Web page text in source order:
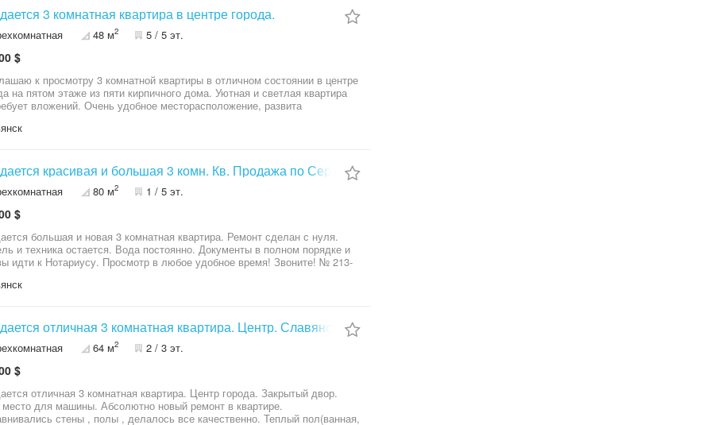
3 комнатная квартира в центре города.
48 м2 5 / 5 эт.
$
к просмотру 3 комнатной квартиры в отличном состоянии в центре
на пятом этаже из пяти кирпичного дома. Уютная и светлая квартира
вложений. Очень удобное месторасположение, развита
широкий спектр услуг как для покупателя так и для владельцев
красивая и большая 3 комн. Кв. Продажа по Сертификату!
80 м2 1 / 5 эт.
$
большая и новая 3 комнатная квартира. Ремонт сделан с нуля.
остается. Вода постоянно. Документы в полном порядке и
Просмотр в любое удобное время! Звоните! № 213-
отличная 3 комнатная квартира. Центр. Славянск.
64 м2 2 / 3 эт.
$
отличная 3 комнатная квартира. Центр города. Закрытый двор.
место для машины. Абсолютно новый ремонт в квартире.
стены , полы , делалось все качественно. Теплый пол(ванная,